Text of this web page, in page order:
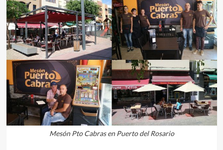
Mesón Pto Cabras en Puerto del Rosario